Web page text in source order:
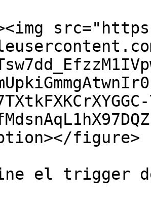
figure>
el trigger